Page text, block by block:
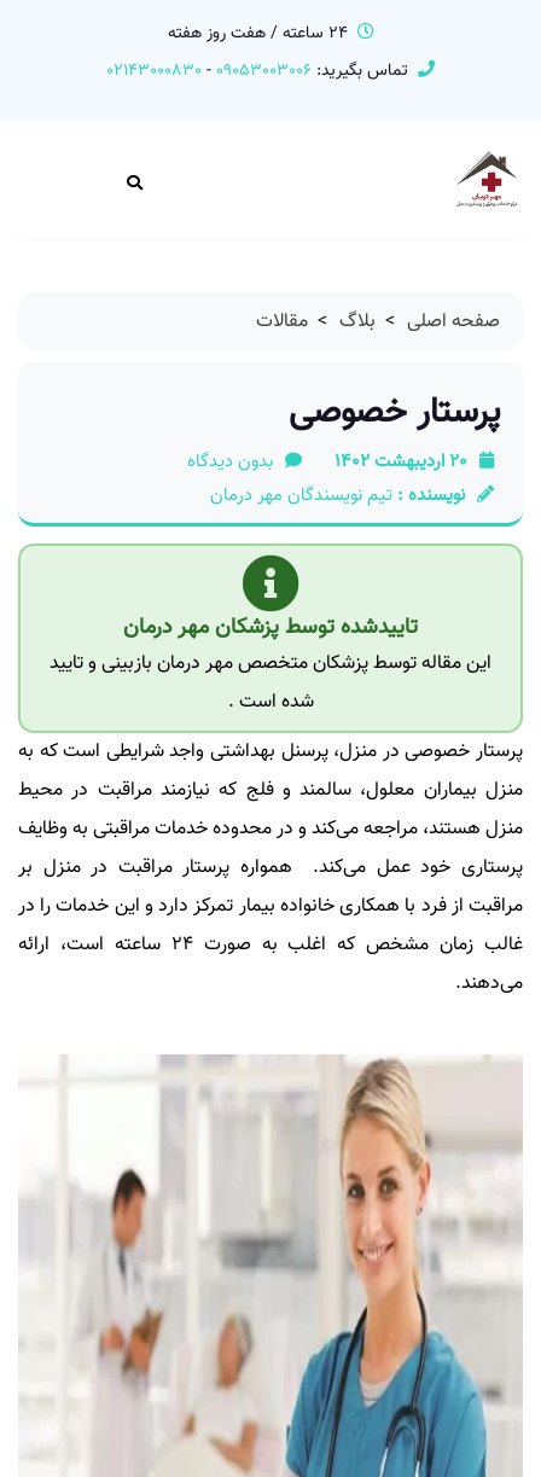
24 ساعته / هفت روز هفته
تماس بگیرید: 09053003006
-
02143000830
صفحه اصلی > بلاگ > مقالات
پرستار خصوصی
20 اردیبهشت 1402
بدون دیدگاه
نویسنده : تیم نویسندگان مهر درمان
تاییدشده توسط پزشکان مهر درمان
این مقاله توسط پزشکان متخصص مهر درمان بازبینی و تایید
شده است .
پرستار خصوصی در منزل، پرسنل بهداشتی واجد شرایطی است که به
منزل بیماران معلول، سالمند و فلج که نیازمند مراقبت در محیط
منزل هستند، مراجعه می‌کند و در محدوده خدمات مراقبتی به وظایف
پرستاری خود عمل می‌کند. همواره پرستار مراقبت در منزل بر
مراقبت از فرد با همکاری خانواده بیمار تمرکز دارد و این خدمات را در
غالب زمان مشخص که اغلب به صورت 24 ساعته‌ است، ارائه
می‌دهند.